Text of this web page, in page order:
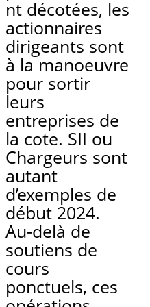
nt décotées, les
actionnaires
dirigeants sont
à la manoeuvre
pour sortir
leurs
entreprises de
la cote. SII ou
Chargeurs sont
autant
d’exemples de
début 2024.
Au-delà de
soutiens de
cours
ponctuels, ces